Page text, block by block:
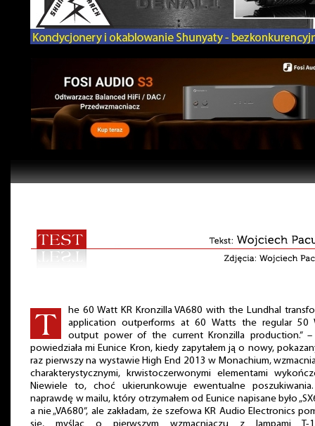
he 60 Watt KR Kronzilla VA680 with the Lundhal
application outperforms at 60 Watts the regular 50
output power of the current Kronzilla production.” –
powiedziała mi Eunice Kron, kiedy zapytałem ją o nowy,
raz pierwszy na wystawie High End 2013 w Monachium,
charakterystycznymi, krwistoczerwonymi elementami
Niewiele to, choć ukierunkowuje ewentualne
naprawdę w mailu, który otrzymałem od Eunice napisane było
a nie „VA680”, ale zakładam, że szefowa KR Audio Electronics